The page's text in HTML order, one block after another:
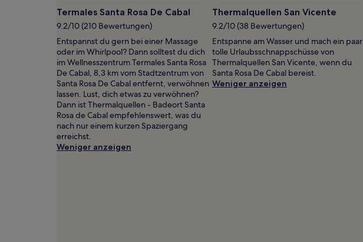
und
Verfügbarkeiten
können
sich
ändern.
können
zusätzliche
Bedingungen
gelten.
Termales Santa Rosa De Cabal
9.2/10 (210 Bewertungen)
Entspannst du gern bei einer Massage
oder im Whirlpool? Dann solltest du dich
im Wellnesszentrum Termales Santa Rosa
De Cabal, 8,3 km vom Stadtzentrum von
Santa Rosa De Cabal entfernt, verwöhnen
lassen. Lust, dich etwas zu verwöhnen?
Dann ist Thermalquellen - Badeort Santa
Rosa de Cabal empfehlenswert, was du
nach nur einem kurzen Spaziergang
erreichst.
Weniger anzeigen
Thermalquellen San Vicente
9.2/10 (38 Bewertungen)
Entspanne am Wasser und mach ein paar
tolle Urlaubsschnappschüsse von
Thermalquellen San Vicente, wenn du
Santa Rosa De Cabal bereist.
Weniger anzeigen